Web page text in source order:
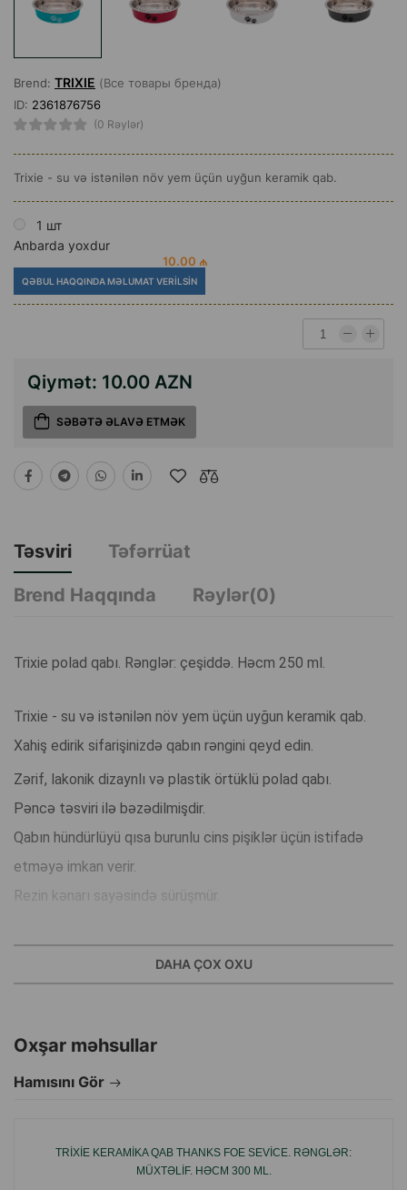
Brend: TRIXIE (Все товары бренда)
ID: 2361876756
(0 Rəylər)
Trixie - su və istənilən növ yem üçün uyğun keramik qab.
1 шт
Anbarda yoxdur
10.00 ₼
QƏBUL HAQQINDA MƏLUMAT VERILSIN
Qiymət: 10.00 AZN
SƏBƏTƏ ƏLAVƏ ETMƏK
Təsviri
Təfərrüat
Brend Haqqında
Rəylər(0)
Trixie polad qabı. Rənglər: çeşiddə. Həcm 250 ml.
Trixie - su və istənilən növ yem üçün uyğun keramik qab.
Xahiş edirik sifarişinizdə qabın rəngini qeyd edin.
Zərif, lakonik dizaynlı və plastik örtüklü polad qabı.
Pəncə təsviri ilə bəzədilmişdir.
Qabın hündürlüyü qısa burunlu cins pişiklər üçün istifadə
etməyə imkan verir.
Rezin kənarı sayəsində sürüşmür.
Diametr: 13 sm.
Material - plastik örtüklü polad.
Qab istənilən növ su və ya yem üçün uyğundur, çünki səth
DAHA ÇOX OXU
Oxşar məhsullar
Hamısını Gör
TRIXIE KERAMIKA QAB THANKS FOE SEVICE. RƏNGLƏR:
MÜXTƏLIF. HƏCM 300 ML.